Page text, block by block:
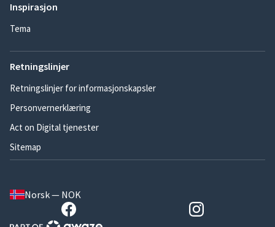
Inspirasjon
Tema
Retningslinjer
Retningslinjer for informasjonskapsler
Personvernerklæring
Act on Digital tjenester
Sitemap
Norsk — NOK